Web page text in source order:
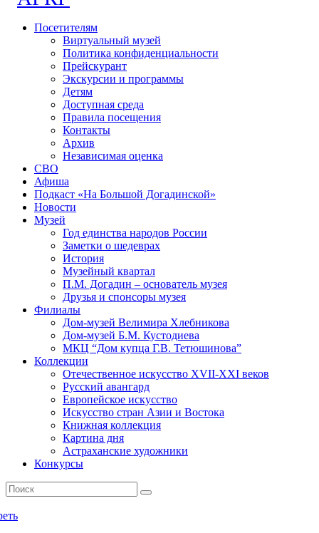
Посетителям
Виртуальный музей
Политика конфиденциальности
Прейскурант
Экскурсии и программы
Детям
Доступная среда
Правила посещения
Контакты
Архив
Независимая оценка
СВО
Афиша
Подкаст «На Большой Догадинской»
Новости
Музей
Год единства народов России
Заметки о шедеврах
История
Музейный квартал
П.М. Догадин – основатель музея
Друзья и спонсоры музея
Филиалы
Дом-музей Велимира Хлебникова
Дом-музей Б.М. Кустодиева
МКЦ “Дом купца Г.В. Тетюшинова”
Коллекции
Отечественное искусство XVII-XXI веков
Русский авангард
Европейское искусство
Искусство стран Азии и Востока
Книжная коллекция
Картина дня
Астраханские художники
Конкурсы